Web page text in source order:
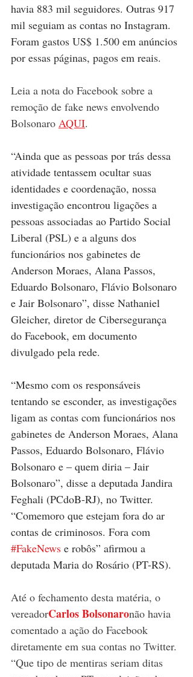
havia 883 mil seguidores. Outras 917
mil seguiam as contas no Instagram.
Foram gastos US$ 1.500 em anúncios
por essas páginas, pagos em reais.
Leia a nota do Facebook sobre a
remoção de fake news envolvendo
Bolsonaro AQUI.
“Ainda que as pessoas por trás dessa
atividade tentassem ocultar suas
identidades e coordenação, nossa
investigação encontrou ligações a
pessoas associadas ao Partido Social
Liberal (PSL) e a alguns dos
funcionários nos gabinetes de
Anderson Moraes, Alana Passos,
Eduardo Bolsonaro, Flávio Bolsonaro
e Jair Bolsonaro”, disse Nathaniel
Gleicher, diretor de Cibersegurança
do Facebook, em documento
divulgado pela rede.
“Mesmo com os responsáveis
tentando se esconder, as investigações
ligam as contas com funcionários nos
gabinetes de Anderson Moraes, Alana
Passos, Eduardo Bolsonaro, Flávio
Bolsonaro e – quem diria – Jair
Bolsonaro”, disse a deputada Jandira
Feghali (PCdoB-RJ), no Twitter.
“Comemoro que estejam fora do ar
contas de criminosos. Fora com
#FakeNews e robôs” afirmou a
deputada Maria do Rosário (PT-RS).
Até o fechamento desta matéria, o
vereadorCarlos Bolsonaronão havia
comentado a ação do Facebook
diretamente em sua contas no Twitter.
“Que tipo de mentiras seriam ditas